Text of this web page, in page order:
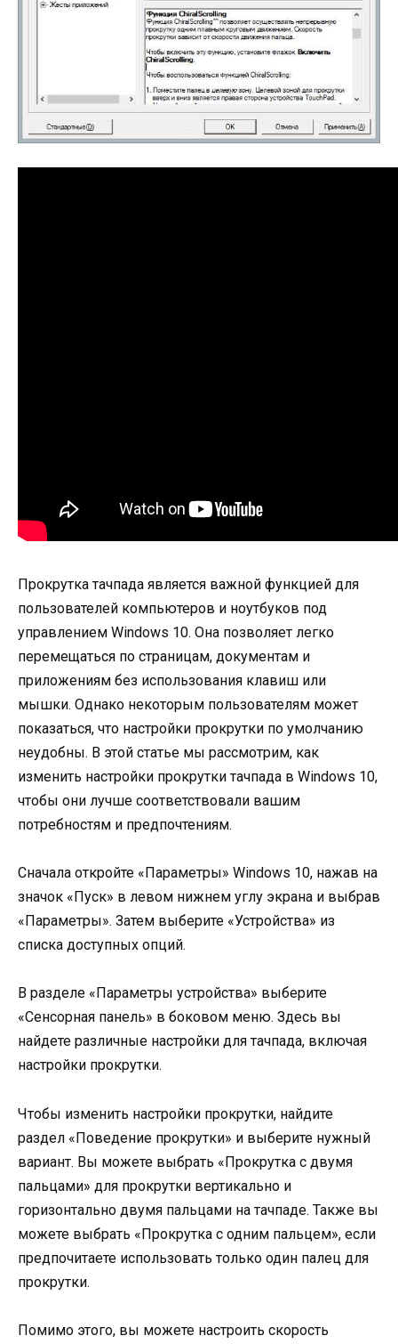
Прокрутка тачпада является важной функцией для
пользователей компьютеров и ноутбуков под
управлением Windows 10. Она позволяет легко
перемещаться по страницам, документам и
приложениям без использования клавиш или
мышки. Однако некоторым пользователям может
показаться, что настройки прокрутки по умолчанию
неудобны. В этой статье мы рассмотрим, как
изменить настройки прокрутки тачпада в Windows 10,
чтобы они лучше соответствовали вашим
потребностям и предпочтениям.
Сначала откройте «Параметры» Windows 10, нажав на
значок «Пуск» в левом нижнем углу экрана и выбрав
«Параметры». Затем выберите «Устройства» из
списка доступных опций.
В разделе «Параметры устройства» выберите
«Сенсорная панель» в боковом меню. Здесь вы
найдете различные настройки для тачпада, включая
настройки прокрутки.
Чтобы изменить настройки прокрутки, найдите
раздел «Поведение прокрутки» и выберите нужный
вариант. Вы можете выбрать «Прокрутка с двумя
пальцами» для прокрутки вертикально и
горизонтально двумя пальцами на тачпаде. Также вы
можете выбрать «Прокрутка с одним пальцем», если
предпочитаете использовать только один палец для
прокрутки.
Помимо этого, вы можете настроить скорость